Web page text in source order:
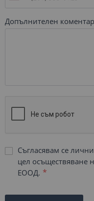
Допълнителен
Съгласявам се
цел осъществяване
ЕООД.